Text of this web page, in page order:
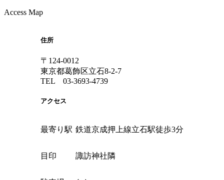
Access Map
住所
〒124-0012
東京都葛飾区立石8-2-7
TEL 03-3693-4739
アクセス
最寄り駅 鉄道京成押上線立石駅徒歩3分
目印 諏訪神社隣